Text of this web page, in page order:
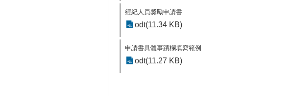
經紀人員獎勵申請書
odt(11.34 KB)
申請書具體事蹟欄填寫範例
odt(11.27 KB)